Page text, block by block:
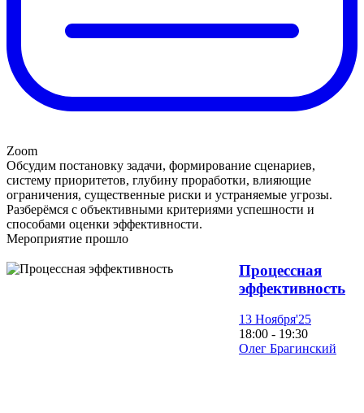
Zoom
Обсудим постановку задачи, формирование сценариев,
систему приоритетов, глубину проработки, влияющие
ограничения, существенные риски и устраняемые угрозы.
Разберёмся с объективными критериями успешности и
способами оценки эффективности.
Мероприятие прошло
Процессная
эффективность
13 Ноября'25
18:00 - 19:30
Олег Брагинский